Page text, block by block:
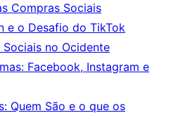
Compras Sociais
e o Desafio do TikTok
no Ocidente
Facebook, Instagram e
Quem São e o que os